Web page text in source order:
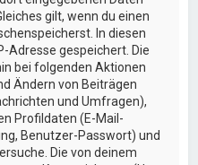
gilt, wenn du einen
In diesen
Adresse gespeichert. Die
bei folgenden Aktionen
Ändern von Beiträgen
und Umfragen),
Profildaten (E-Mail-
Benutzer-Passwort) und
Die von deinem